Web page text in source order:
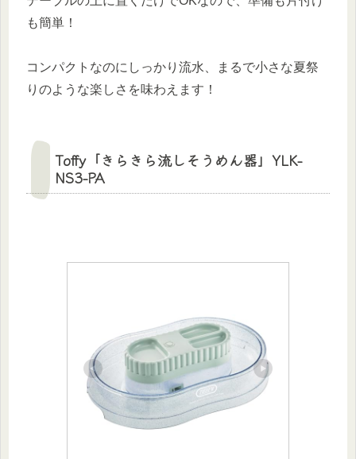
も簡単！
コンパクトなのにしっかり流水、まるで小さな夏祭
りのような楽しさを味わえます！
Toffy「きらきら流しそうめん器」YLK-
NS3-PA